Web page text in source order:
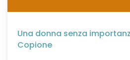
Una donna senza
Copione